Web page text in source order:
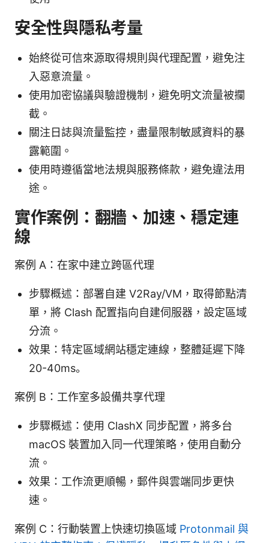
安全性與隱私考量
始終從可信來源取得規則與代理配置，避免注
入惡意流量。
使用加密協議與驗證機制，避免明文流量被攔
截。
關注日誌與流量監控，盡量限制敏感資料的暴
露範圍。
使用時遵循當地法規與服務條款，避免違法用
途。
實作案例：翻牆、加速、穩定連
線
案例 A：在家中建立跨區代理
步驟概述：部署自建 V2Ray/VM，取得節點清
單，將 Clash 配置指向自建伺服器，設定區域
分流。
效果：特定區域網站穩定連線，整體延遲下降
20-40ms。
案例 B：工作室多設備共享代理
步驟概述：使用 ClashX 同步配置，將多台
macOS 裝置加入同一代理策略，使用自動分
流。
效果：工作流更順暢，郵件與雲端同步更快
速。
案例 C：行動裝置上快速切換區域 Protonmail 與